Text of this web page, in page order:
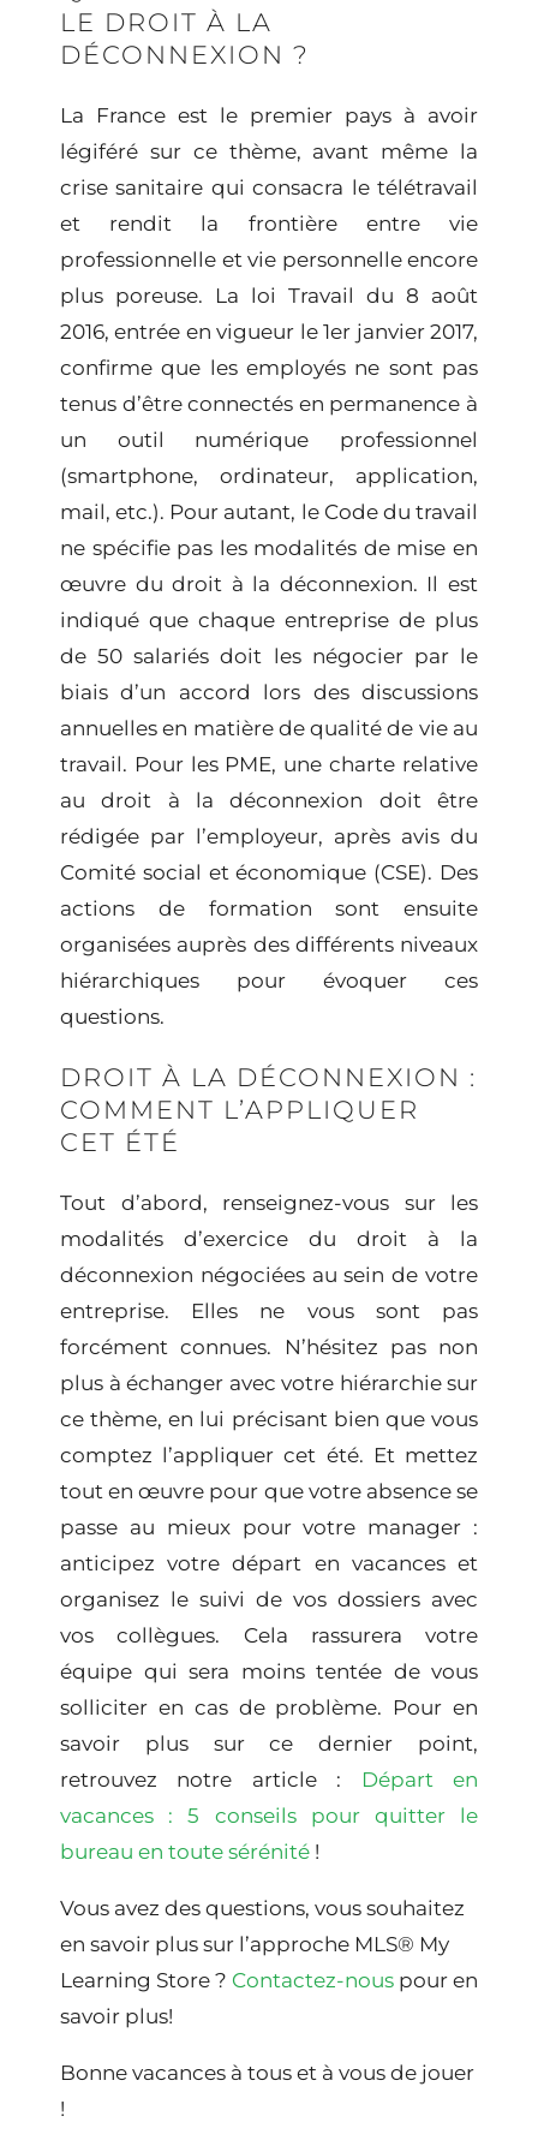
LE DROIT À LA
DÉCONNEXION ?
La France est le premier pays à avoir
légiféré sur ce thème, avant même la
crise sanitaire qui consacra le télétravail
et rendit la frontière entre vie
professionnelle et vie personnelle encore
plus poreuse. La loi Travail du 8 août
2016, entrée en vigueur le 1er janvier 2017,
confirme que les employés ne sont pas
tenus d’être connectés en permanence à
un outil numérique professionnel
(smartphone, ordinateur, application,
mail, etc.). Pour autant, le Code du travail
ne spécifie pas les modalités de mise en
œuvre du droit à la déconnexion. Il est
indiqué que chaque entreprise de plus
de 50 salariés doit les négocier par le
biais d’un accord lors des discussions
annuelles en matière de qualité de vie au
travail. Pour les PME, une charte relative
au droit à la déconnexion doit être
rédigée par l’employeur, après avis du
Comité social et économique (CSE). Des
actions de formation sont ensuite
organisées auprès des différents niveaux
hiérarchiques pour évoquer ces
questions.
DROIT À LA DÉCONNEXION :
COMMENT L’APPLIQUER
CET ÉTÉ
Tout d’abord, renseignez-vous sur les
modalités d’exercice du droit à la
déconnexion négociées au sein de votre
entreprise. Elles ne vous sont pas
forcément connues. N’hésitez pas non
plus à échanger avec votre hiérarchie sur
ce thème, en lui précisant bien que vous
comptez l’appliquer cet été. Et mettez
tout en œuvre pour que votre absence se
passe au mieux pour votre manager :
anticipez votre départ en vacances et
organisez le suivi de vos dossiers avec
vos collègues. Cela rassurera votre
équipe qui sera moins tentée de vous
solliciter en cas de problème. Pour en
savoir plus sur ce dernier point,
retrouvez notre article :
Départ en
vacances : 5 conseils pour quitter le
bureau en toute sérénité !
Vous avez des questions, vous souhaitez
en savoir plus sur l’approche MLS® My
Learning Store ? Contactez-nous pour en
savoir plus!
Bonne vacances à tous et à vous de jouer
!